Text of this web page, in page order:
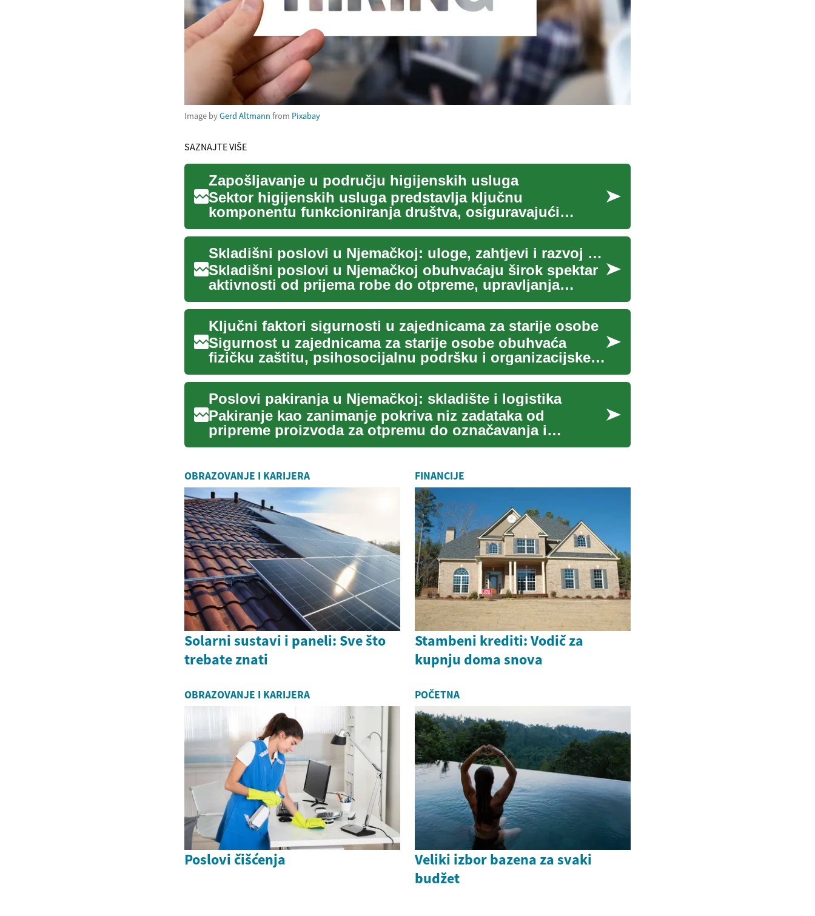
Image byGerd Altmann from Pixabay
SAZNAJTE VIŠE
Zapošljavanje u području higijenskih usluga
Sektor higijenskih usluga predstavlja ključnu
komponentu funkcioniranja društva, osiguravajući
čistoću i sigurnost ok...
Skladišni poslovi u Njemačkoj: uloge, zahtjevi i razvoj karijere
Skladišni poslovi u Njemačkoj obuhvaćaju širok spektar
aktivnosti od prijema robe do otpreme, upravljanja
zalihama i ...
Ključni faktori sigurnosti u zajednicama za starije osobe
Sigurnost u zajednicama za starije osobe obuhvaća
fizičku zaštitu, psihosocijalnu podršku i organizacijske
mjere koje...
Poslovi pakiranja u Njemačkoj: skladište i logistika
Pakiranje kao zanimanje pokriva niz zadataka od
pripreme proizvoda za otpremu do označavanja i
utovara. Ovaj članak o...
OBRAZOVANJE I KARIJERA
Solarni sustavi i paneli: Sve što
trebate znati
FINANCIJE
Stambeni krediti: Vodič za
kupnju doma snova
OBRAZOVANJE I KARIJERA
Poslovi čišćenja
POČETNA
Veliki izbor bazena za svaki
budžet